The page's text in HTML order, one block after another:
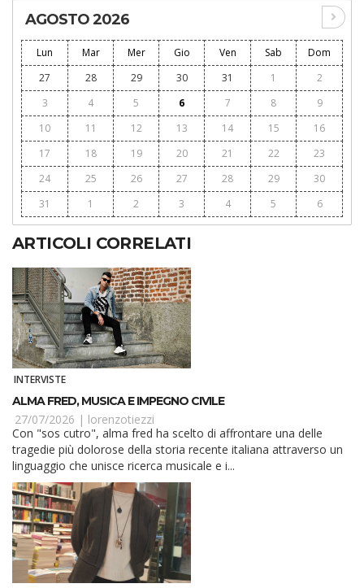
AGOSTO 2026
Lun Mar Mer Gio Ven Sab
Dom
27
28 29 30 31 1
2
3
4 5 6 7 8
9
10
11 12 13 14 15
16
17
18 19 20 21 22
23
24
25 26 27 28 29
30
31
1 2 3 4 5 6
ARTICOLI CORRELATI
INTERVISTE
ALMA FRED, MUSICA E IMPEGNO CIVILE
27/07/2026 | lorenzotiezzi
Con "sos cutro", alma fred ha scelto di affrontare una delle
tragedie più dolorose della storia recente italiana attraverso un
linguaggio che unisce ricerca musicale e i...